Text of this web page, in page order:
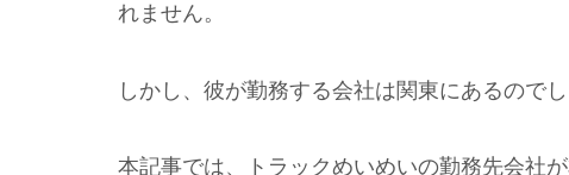
れません。
しかし、彼が勤務する会社は関東にあるので
本記事では、トラックめいめいの勤務先会社